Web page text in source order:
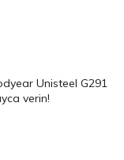
Unisteel G291
verin!